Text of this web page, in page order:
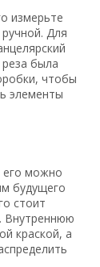
измерьте
Для
была
чтобы
элементы
его можно
будущего
стоит
Внутреннюю
краской, а